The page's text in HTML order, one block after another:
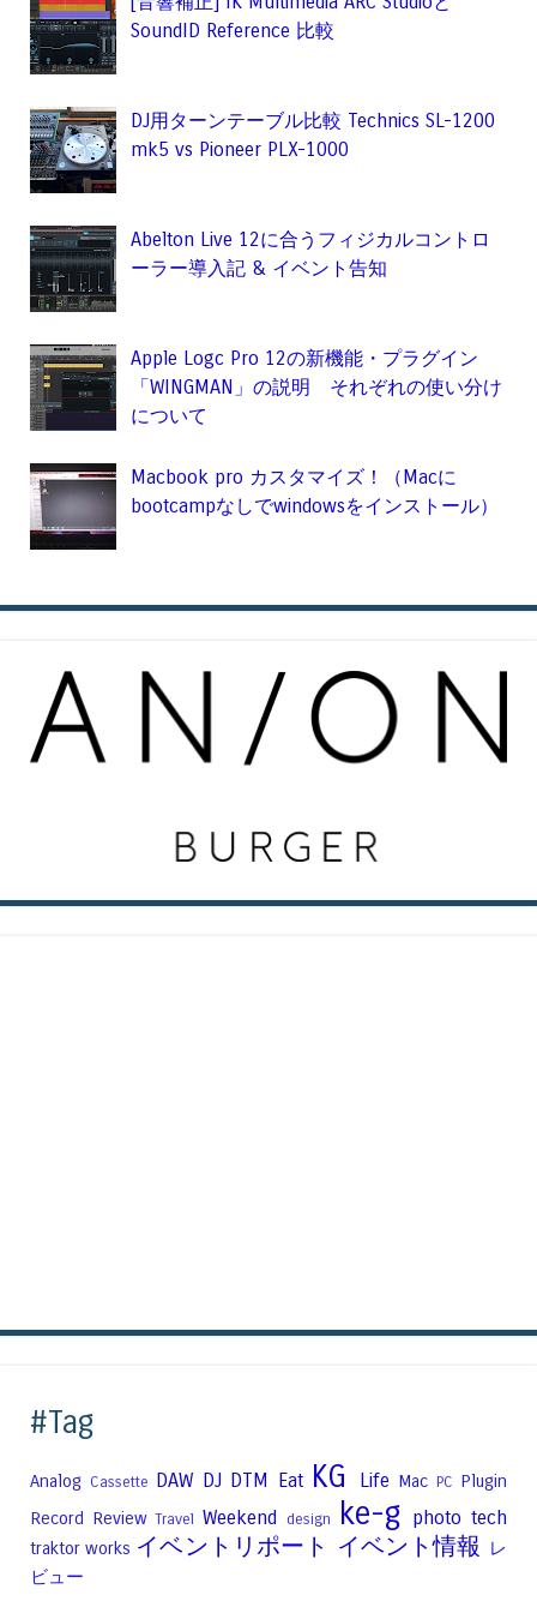
SoundID Reference 比較
DJ用ターンテーブル比較 Technics SL-1200
mk5 vs Pioneer PLX-1000
Abelton Live 12に合うフィジカルコントロ
ーラー導入記 & イベント告知
Apple Logc Pro 12の新機能・プラグイン
「WINGMAN」の説明 それぞれの使い分け
について
Macbook pro カスタマイズ！（Macに
bootcampなしでwindowsをインストール）
#Tag
Analog Cassette DAW DJ DTM Eat KG Life Mac PC Plugin
Record Review Travel Weekend design ke-g photo tech
traktor works イベントリポート イベント情報
レ
ビュー